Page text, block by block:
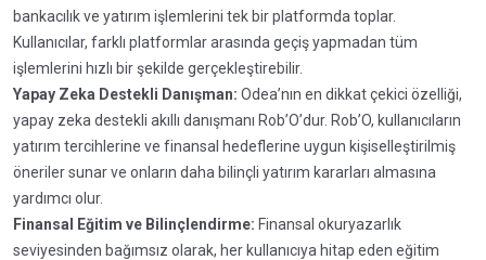
bankacılık ve yatırım işlemlerini tek bir platformda toplar.
Kullanıcılar, farklı platformlar arasında geçiş yapmadan tüm
işlemlerini hızlı bir şekilde gerçekleştirebilir.
Yapay Zeka Destekli Danışman: Odea’nın en dikkat çekici özelliği,
yapay zeka destekli akıllı danışmanı Rob’O’dur. Rob’O, kullanıcıların
yatırım tercihlerine ve finansal hedeflerine uygun kişiselleştirilmiş
öneriler sunar ve onların daha bilinçli yatırım kararları almasına
yardımcı olur.
Finansal Eğitim ve Bilinçlendirme: Finansal okuryazarlık
seviyesinden bağımsız olarak, her kullanıcıya hitap eden eğitim